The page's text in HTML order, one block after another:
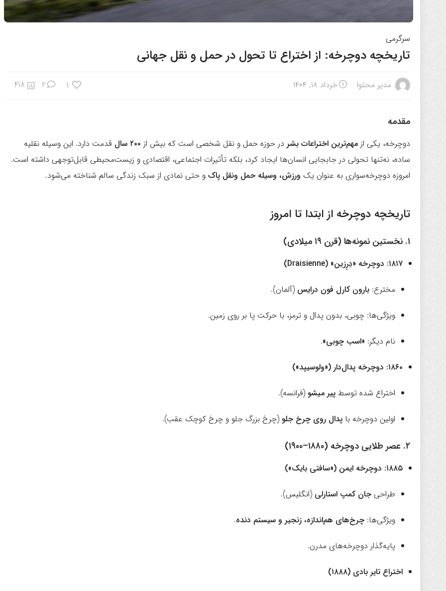
سرگرمی
تاریخچه دوچرخه: از اختراع تا تحول در حمل و نقل جهانی
مدیر محتوا خرداد ۱۸, ۱۴۰۴ 1
2
418
مقدمه
دوچرخه، یکی از مهم‌ترین اختراعات بشر در حوزه حمل و نقل شخصی است که بیش از ۲۰۰ سال
قدمت دارد. این وسیله نقلیه
ساده، نه‌تنها تحولی در جابجایی انسان‌ها ایجاد کرد، بلکه تأثیرات اجتماعی، اقتصادی و زیست‌محیطی قابل‌توجهی داشته است.
امروزه دوچرخه‌سواری به عنوان یک ورزش، وسیله حمل ونقل پاک و حتی نمادی از سبک زندگی سالم شناخته می‌شود.
تاریخچه دوچرخه از ابتدا تا امروز
۱. نخستین نمونه‌ها (قرن ۱۹ میلادی)
۱۸۱۷: دوچرخه «دِرِزین» (Draisienne)
مخترع: بارون کارل فون درایس (آلمان).
ویژگی‌ها: چوبی، بدون پدال و ترمز، با حرکت پا بر روی زمین.
نام دیگر: «اسب چوبی».
۱۸۶۰: دوچرخه پدال‌دار («ولوسيپد»)
اختراع شده توسط پیر میشو (فرانسه).
اولین دوچرخه با پدال روی چرخ جلو (چرخ بزرگ جلو و چرخ کوچک عقب).
۲. عصر طلایی دوچرخه (۱۸۸۰–۱۹۰۰)
۱۸۸۵: دوچرخه ایمن («سافتی بایک»)
طراحی جان کمپ استارلی (انگلیس).
ویژگی‌ها: چرخ‌های هم‌اندازه، زنجیر و سیستم دنده.
پایه‌گذار دوچرخه‌های مدرن.
اختراع تایر بادی (۱۸۸۸)